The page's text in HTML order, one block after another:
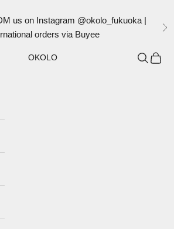
us on Instagram @okolo_fukuoka |
orders via Buyee
OKOLO 検索カート